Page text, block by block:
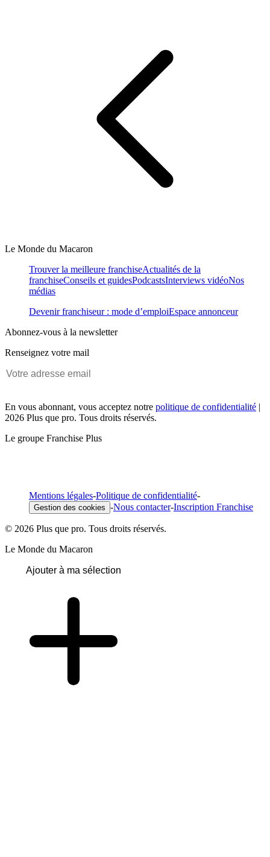
Le Monde du Macaron
Trouver la meilleure franchiseActualités de la
franchiseConseils et guidesPodcastsInterviews vidéoNos
médias
Devenir franchiseur : mode d’emploiEspace annonceur
Abonnez-vous à la newsletter
Renseignez votre mail
En vous abonnant, vous acceptez notre politique de confidentialité |
2026 Plus que pro. Tous droits réservés.
Le groupe Franchise Plus
Mentions légales-Politique de confidentialité-
Gestion des cookies -Nous contacter-Inscription Franchise
© 2026 Plus que pro. Tous droits réservés.
Le Monde du Macaron
Ajouter à ma sélection